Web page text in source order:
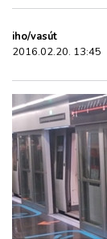
REPÜLÉS
ELLÁTÁSI
ZÖLDÚT
HAJÓZÁS
iho/vasút
2016.02.20. 13:45